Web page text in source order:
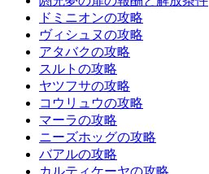
ドミニオンの攻略
ヴィシュヌの攻略
アタバクの攻略
スルトの攻略
ヤツフサの攻略
コウリュウの攻略
マーラの攻略
ニーズホッグの攻略
バアルの攻略
カルティケーヤの攻略